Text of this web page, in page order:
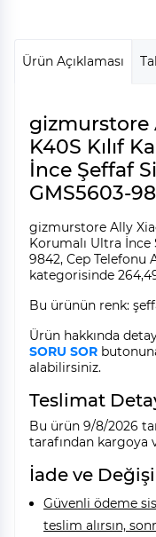
Ürün Açıklaması
gizmurstore
K40S Kılıf
İnce Şeffaf
GMS5603-
gizmurstore Ally
Korumalı Ultra İnce
9842, Cep Telefonu
kategorisinde
Bu ürünün renk:
Ürün hakkında
SORU SOR
alabilirsiniz.
Teslimat
Bu ürün 9/8/2026
tarafından kargoya
İade ve
Güvenli ödeme
teslim alırsın,